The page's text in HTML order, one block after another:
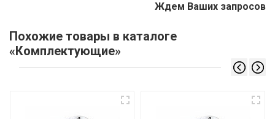
Ждем Ваших запросов
Похожие товары в каталоге
«Комплектующие»